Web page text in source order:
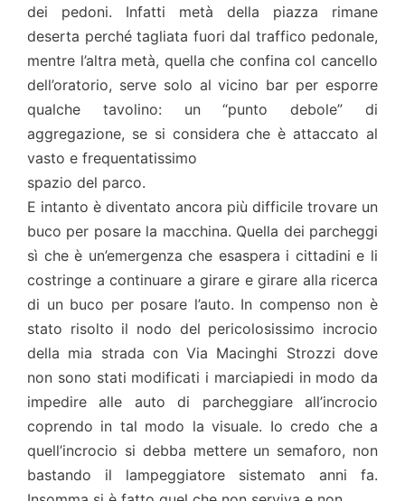
dei pedoni. Infatti metà della piazza rimane
deserta perché tagliata fuori dal traffico pedonale,
mentre l’altra metà, quella che confina col cancello
dell’oratorio, serve solo al vicino bar per esporre
qualche tavolino: un “punto debole” di
aggregazione, se si considera che è attaccato al
vasto e frequentatissimo
spazio del parco.
E intanto è diventato ancora più difficile trovare un
buco per posare la macchina. Quella dei parcheggi
sì che è un’emergenza che esaspera i cittadini e li
costringe a continuare a girare e girare alla ricerca
di un buco per posare l’auto. In compenso non è
stato risolto il nodo del pericolosissimo incrocio
della mia strada con Via Macinghi Strozzi dove
non sono stati modificati i marciapiedi in modo da
impedire alle auto di parcheggiare all’incrocio
coprendo in tal modo la visuale. Io credo che a
quell’incrocio si debba mettere un semaforo, non
bastando il lampeggiatore sistemato anni fa.